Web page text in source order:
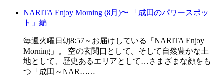
NARITA Enjoy Morning (8月)〜 「成田のパワースポッ
ト」編
毎週火曜日朝8:57～お届けしている「NARITA Enjoy
Morning」。 空の玄関口として、そして自然豊かな土
地として、歴史あるエリアとして…さまざまな顔をも
つ「成田～NAR……